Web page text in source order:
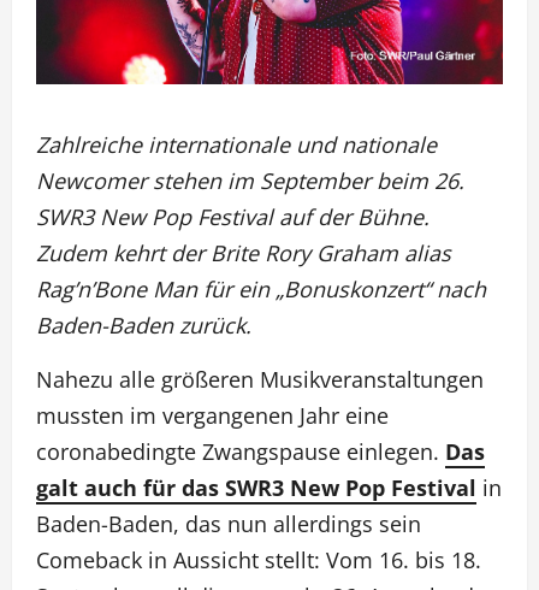
Zahlreiche internationale und nationale
Newcomer stehen im September beim 26.
SWR3 New Pop Festival auf der Bühne.
Zudem kehrt der Brite Rory Graham alias
Rag’n’Bone Man für ein „Bonuskonzert“ nach
Baden-Baden zurück.
Nahezu alle größeren Musikveranstaltungen
mussten im vergangenen Jahr eine
coronabedingte Zwangspause einlegen. Das
galt auch für das SWR3 New Pop Festival in
Baden-Baden, das nun allerdings sein
Comeback in Aussicht stellt: Vom 16. bis 18.